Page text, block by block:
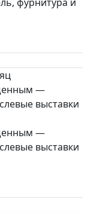
—
выставки
—
выставки